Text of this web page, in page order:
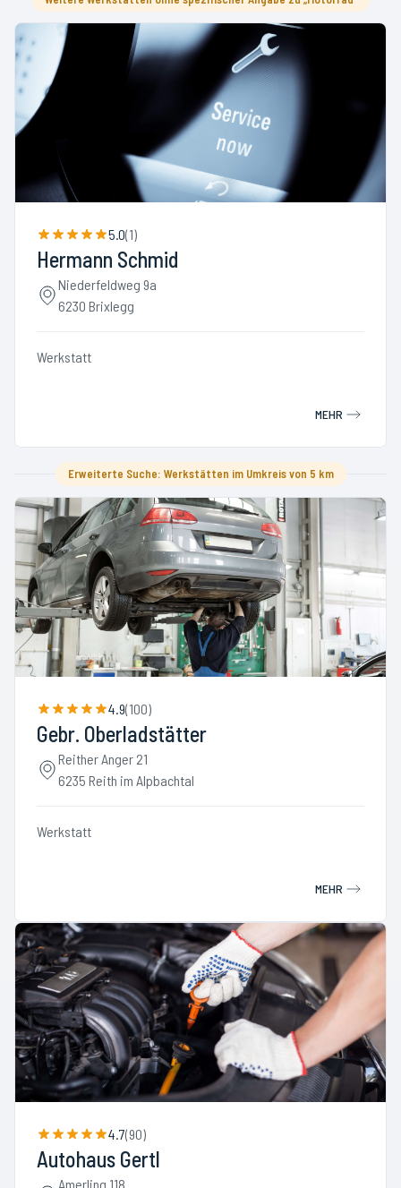
5.0(1)
Hermann Schmid
Niederfeldweg 9a
6230 Brixlegg
Werkstatt
MEHR
Erweiterte Suche: Werkstätten im Umkreis von 5 km
4.9(100)
Gebr. Oberladstätter
Reither Anger 21
6235 Reith im Alpbachtal
Werkstatt
MEHR
4.7(90)
Autohaus Gertl
Amerling 118